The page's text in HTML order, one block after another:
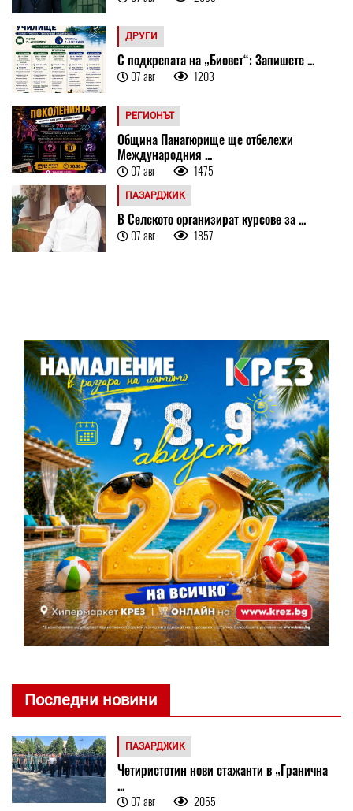
ДРУГИ
С подкрепата на „Биовет“: Запишете ...
07 авг 1203
РЕГИОНЪТ
Община Панагюрище ще отбележи
Международния ...
07 авг 1475
ПАЗАРДЖИК
В Селското организират курсове за ...
07 авг 1857
Последни новини
ПАЗАРДЖИК
Четиристотин нови стажанти в „Гранична
...
07 авг 2055